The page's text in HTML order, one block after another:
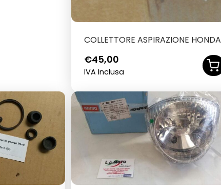
COLLETTORE ASPIRAZIONE HONDA
€45,00
IVA Inclusa